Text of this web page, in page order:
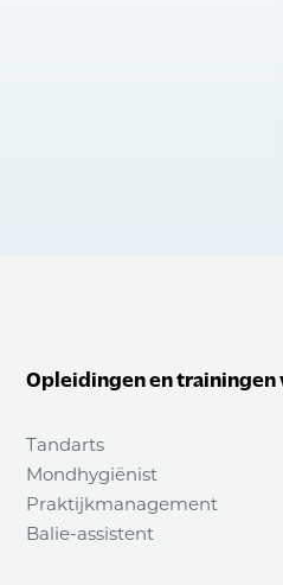
Opleidingen en trainingen
Tandarts
Mondhygiënist
Praktijkmanagement
Balie-assistent